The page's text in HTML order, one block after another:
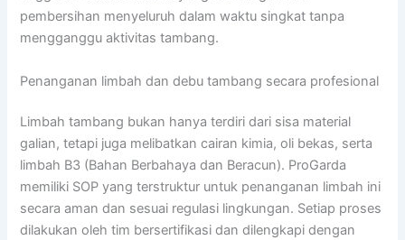
pembersihan menyeluruh dalam waktu singkat tanpa
mengganggu aktivitas tambang.
Penanganan limbah dan debu tambang secara profesional
Limbah tambang bukan hanya terdiri dari sisa material
galian, tetapi juga melibatkan cairan kimia, oli bekas, serta
limbah B3 (Bahan Berbahaya dan Beracun). ProGarda
memiliki SOP yang terstruktur untuk penanganan limbah ini
secara aman dan sesuai regulasi lingkungan. Setiap proses
dilakukan oleh tim bersertifikasi dan dilengkapi dengan